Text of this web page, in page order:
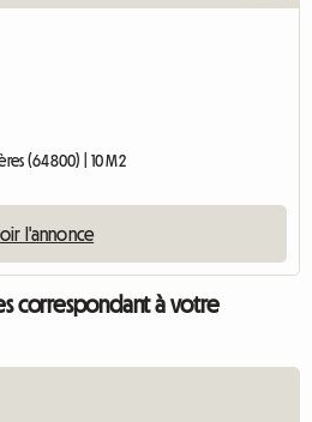
(64800) | 10 M2
l'annonce
correspondant à votre